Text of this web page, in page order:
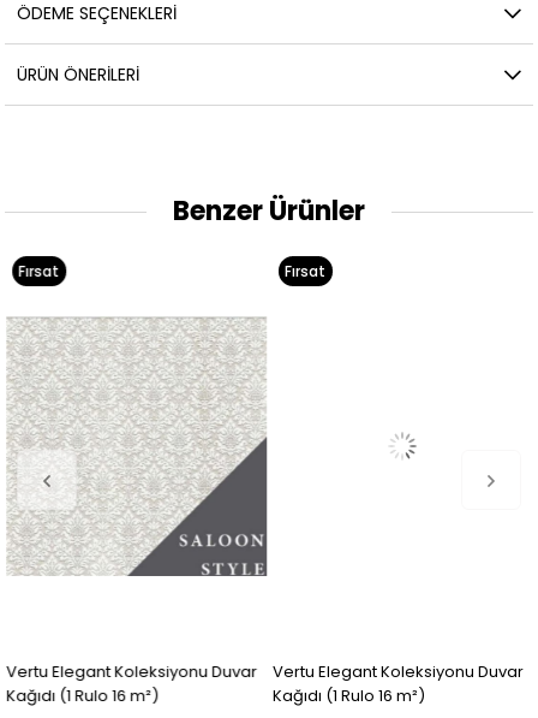
ÖDEME SEÇENEKLERI
ÜRÜN ÖNERILERI
Benzer Ürünler
Vertu Elegant Koleksiyonu Duvar
Kağıdı (1 Rulo 16 m²)
Fırsat
Vertu Elegant Koleksiyonu Duvar
Kağıdı (1 Rulo 16 m²)
Fırsat